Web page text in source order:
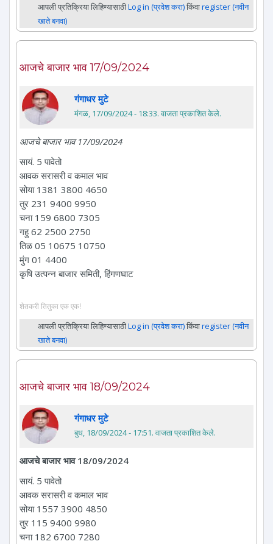
आपली प्रतिक्रिया लिहिण्यासाठीLog in (प्रवेश करा)किंवाregister (नवीन
खाते बनवा)
आजचे बाजार भाव 17/09/2024
गंगाधर मुटे
मंगळ, 17/09/2024 - 18:33. वाजता प्रकाशित केले.
आजचे बाजार भाव 17/09/2024
सायं. 5 पावेतो
आवक सरासरी व कमाल भाव
सोया 1381 3800 4650
तुर 231 9400 9950
चना 159 6800 7305
गहु 62 2500 2750
तिळ 05 10675 10750
मुंग 01 4400
कृषि उत्पन्न बाजार समिती, हिंगणघाट
शेतकरी तितुका एक एक!
आपली प्रतिक्रिया लिहिण्यासाठीLog in (प्रवेश करा)किंवाregister (नवीन
खाते बनवा)
आजचे बाजार भाव 18/09/2024
गंगाधर मुटे
बुध, 18/09/2024 - 17:51. वाजता प्रकाशित केले.
आजचे बाजार भाव 18/09/2024
सायं. 5 पावेतो
आवक सरासरी व कमाल भाव
सोया 1557 3900 4850
तुर 115 9400 9980
चना 182 6700 7280